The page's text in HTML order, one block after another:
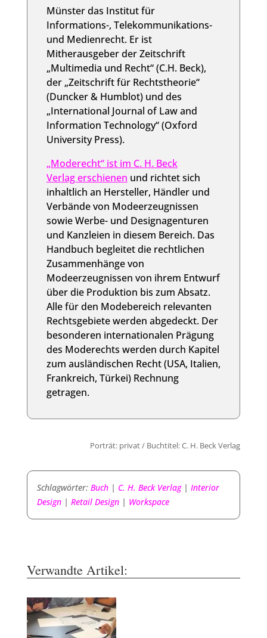
Münster das Institut für
Informations-, Telekommunikations-
und Medienrecht. Er ist
Mitherausgeber der Zeitschrift
„Multimedia und Recht“ (C.H. Beck),
der „Zeitschrift für Rechtstheorie“
(Duncker & Humblot) und des
„International Journal of Law and
Information Technology“ (Oxford
University Press).
„Moderecht“ ist im C. H. Beck
Verlag erschienen und richtet sich
inhaltlich an Hersteller, Händler und
Verbände von Modeerzeugnissen
sowie Werbe- und Designagenturen
und Kanzleien in diesem Bereich. Das
Handbuch begleitet die rechtlichen
Zusammenhänge von
Modeerzeugnissen von ihrem Entwurf
über die Produktion bis zum Absatz.
Alle für den Modebereich relevanten
Rechtsgebiete werden abgedeckt. Der
besonderen internationalen Prägung
des Moderechts werden durch Kapitel
zum ausländischen Recht (USA, Italien,
Frankreich, Türkei) Rechnung
getragen.
Porträt: privat / Buchtitel: C. H. Beck Verlag
Schlagwörter: Buch| C. H. Beck Verlag| Interior
Design| Retail Design| Workspace
Verwandte Artikel: